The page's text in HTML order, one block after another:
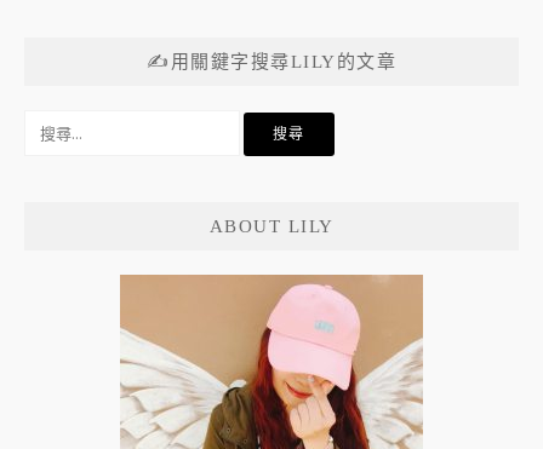
✍用關鍵字搜尋LILY的文章
ABOUT LILY